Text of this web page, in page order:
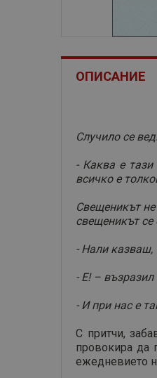
ОПИСАНИЕ
Случило се
- Каква е
всичко е
Свещеникът
свещеникът
- Нали казваш,
- Е! –
- И при нас е
С притчи,
провокира да
ежедневието